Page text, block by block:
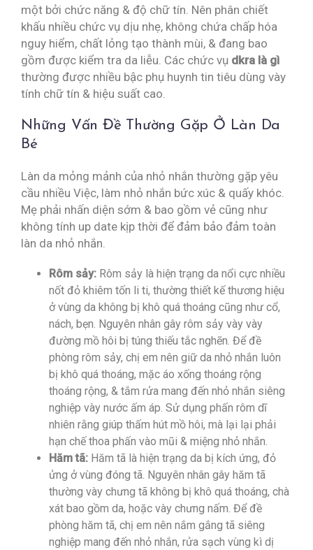
một bởi chức năng & độ chữ tín. Nên phân chiết
khấu nhiều chức vụ dịu nhẹ, không chứa chấp hóa
nguy hiểm, chất lỏng tạo thành mùi, & đang bao
gồm được kiểm tra da liễu. Các chức vụ dkra là gì
thường được nhiều bậc phụ huynh tin tiêu dùng vày
tính chữ tín & hiệu suất cao.
Những Vấn Đề Thường Gặp Ở Làn Da
Bé
Làn da mỏng mảnh của nhỏ nhắn thường gặp yêu
cầu nhiều Việc, làm nhỏ nhắn bức xúc & quấy khóc.
Mẹ phải nhấn diện sớm & bao gồm vẻ cũng như
không tính up date kịp thời để đảm bảo đảm toàn
làn da nhỏ nhắn.
Rôm sảy: Rôm sảy là hiện trạng da nổi cực nhiều
nốt đỏ khiêm tốn li ti, thường thiết kế thương hiệu
ở vùng da không bị khô quá thoáng cũng như cổ,
nách, bẹn. Nguyên nhân gây rôm sảy vày vày
đường mồ hôi bị túng thiếu tắc nghẽn. Để đề
phòng rôm sảy, chị em nên giữ da nhỏ nhắn luôn
bị khô quá thoáng, mặc áo xống thoáng rộng
thoáng rộng, & tắm rửa mang đến nhỏ nhắn siêng
nghiệp vày nước ấm áp. Sử dụng phấn rôm dĩ
nhiên rằng giúp thấm hút mồ hôi, mà lại lại phải
hạn chế thoa phấn vào mũi & miệng nhỏ nhắn.
Hăm tã: Hăm tã là hiện trạng da bị kích ứng, đỏ
ửng ở vùng đóng tã. Nguyên nhân gây hăm tã
thường vày chưng tã không bị khô quá thoáng, chà
xát bao gồm da, hoặc vày chưng nấm. Để đề
phòng hăm tã, chị em nên nắm gắng tã siêng
nghiệp mang đến nhỏ nhắn, rửa sạch vùng kì dị